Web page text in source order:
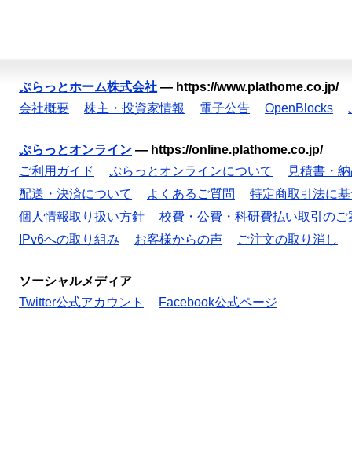
ぷらっとホーム株式会社 — https://www.plathome.co.jp/
会社概要
株主・投資家情報 電子公告 OpenBlocks
ぷらっとオンライン — https://online.plathome.co.jp/
ご利用ガイド
ぷらっとオンラインについて
見積書・
配送・決済について
よくあるご質問
特定商取引法に
個人情報取り扱い方針
校費・公費・科研費払い取引のご
IPv6への取り組み
お客様からの声 ご注文の取り消し
ソーシャルメディア
Twitter公式アカウント
Facebook公式ページ